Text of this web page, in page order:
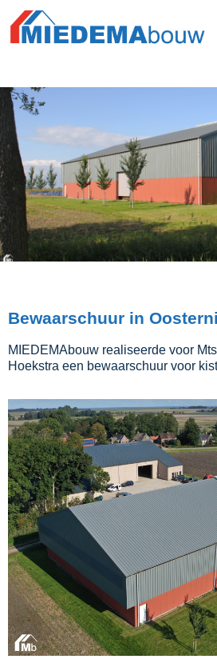
Bewaarschuur in
MIEDEMAbouw realiseerde voor
Hoekstra een bewaarschuur voor